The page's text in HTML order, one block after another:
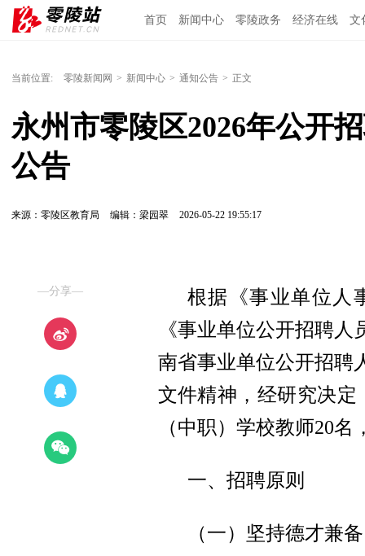
首页 新闻中心 零陵政务 经济在线 文
当前位置: 零陵新闻网 > 新闻中心 > 通知公告 > 正文
永州市零陵区2026年公开
公告
来源：零陵区教育局 编辑：梁园翠 2026-05-22 19:55:17
—分享—
根据《事业单位人
《事业单位公开招聘
南省事业单位公开招聘
文件精神，经研究决定
（中职）学校教师20
一、招聘原则
（一）坚持德才兼